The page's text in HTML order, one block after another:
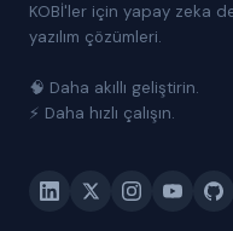
KOBİ'ler için yapay zeka
yazılım çözümleri.
🧠 Daha akıllı geliştirin.
⚡ Daha hızlı çalışın.